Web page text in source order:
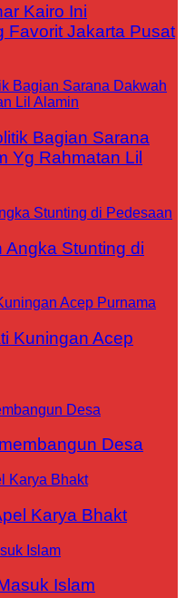
Kairo Ini
Favorit Jakarta Pusat
Bagian Sarana
Yg Rahmatan Lil
Angka Stunting di
Kuningan Acep
Desa
Karya Bhakt
Islam